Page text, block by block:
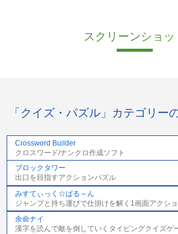
スクリーンショッ
「クイズ・パズル」カテゴリー
Crossword Builder
クロスワード/ナンクロ作成ソフト
ブロックタワー
出口を目指すアクションパズル
みすてぃっく☆ばる～ん
ジャンプと持ち運びで仕掛けを解く1画面アクシ
余命ナイ
漢字を読んで敵を倒していくタイピングクイズゲ